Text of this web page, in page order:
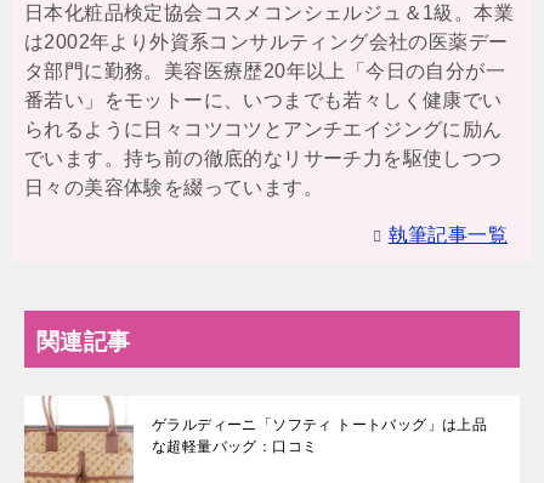
日本化粧品検定協会コスメコンシェルジュ＆1級。本業
は2002年より外資系コンサルティング会社の医薬デー
タ部門に勤務。美容医療歴20年以上「今日の自分が一
番若い」をモットーに、いつまでも若々しく健康でい
られるように日々コツコツとアンチエイジングに励ん
でいます。持ち前の徹底的なリサーチ力を駆使しつつ
日々の美容体験を綴っています。
執筆記事一覧
関連記事
ゲラルディーニ「ソフティ トートバッグ」は上品
な超軽量バッグ：口コミ